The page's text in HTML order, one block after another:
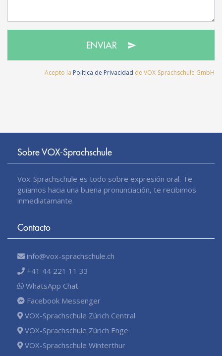
ENVIAR
Acepto la Política de Privacidad de VOX-Sprachschule GmbH
Sobre VOX-Sprachschule
Vox-Sprachschule es todo sobre expresión oral. Te
guiamos hacia una buena pronunciación, te recibimos
inmediatamante.
Contacto
info@vox-sprachschule.ch
+41 44 221 11 33
WhatsApp Chat
Facebook Messenger
VOX-Sprachschule Zúrich Central
VOX-Sprachschule Zúrich Enge
VOX-Sprachschule Winterthur